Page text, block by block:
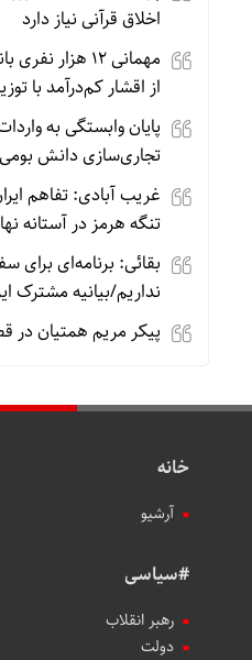
اخلاق قرآنی نیاز دارد
مهمانی ۱۲
از اقشار کم‌درآمد با
پایان وابستگی به
تجاری‌سازی دانش
غریب آبادی: تفاهم
تنگه هرمز در آستانه
بقائی: برنامه‌ای برای
نداریم/بیانیه مشترک
پیکر مریم همتیان در
خانه
آرشیو
#سیاسی
رهبر انقلاب
دولت